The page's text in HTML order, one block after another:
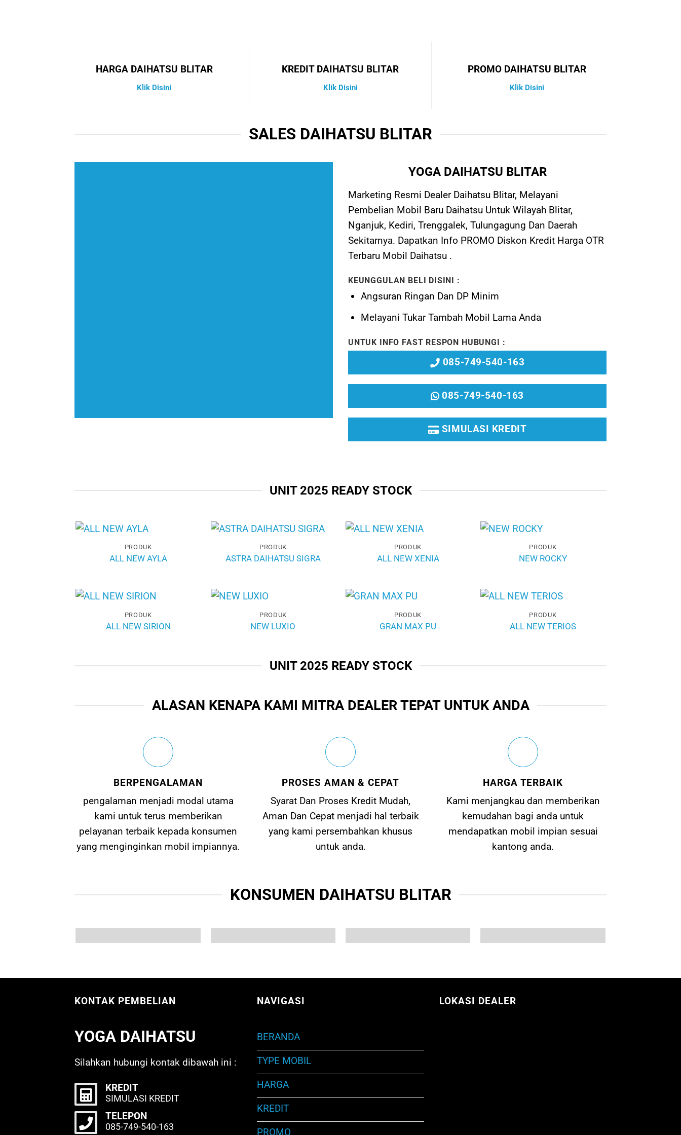
HARGA DAIHATSU BLITAR
Klik Disini
KREDIT DAIHATSU BLITAR
Klik Disini
PROMO DAIHATSU BLITAR
Klik Disini
SALES DAIHATSU BLITAR
YOGA DAIHATSU BLITAR
Marketing Resmi Dealer Daihatsu Blitar, Melayani
Pembelian Mobil Baru Daihatsu Untuk Wilayah Blitar,
Nganjuk, Kediri, Trenggalek, Tulungagung Dan Daerah
Sekitarnya. Dapatkan Info PROMO Diskon Kredit Harga OTR
Terbaru Mobil Daihatsu .
KEUNGGULAN BELI DISINI :
Angsuran Ringan Dan DP Minim
MelayaniTukar Tambah Mobil Lama Anda
UNTUK INFO FAST RESPON HUBUNGI :
085-749-540-163
085-749-540-163
SIMULASI KREDIT
UNIT 2025 READY STOCK
PRODUK
ALL NEW AYLA
PRODUK
ASTRA DAIHATSU SIGRA
PRODUK
ALL NEW XENIA
PRODUK
NEW ROCKY
PRODUK
ALL NEW SIRION
PRODUK
NEW LUXIO
PRODUK
GRAN MAX PU
PRODUK
ALL NEW TERIOS
UNIT 2025 READY STOCK
ALASAN KENAPA KAMI MITRA DEALER TEPAT UNTUK ANDA
BERPENGALAMAN
pengalaman menjadi modal utama
kami untuk terus memberikan
pelayanan terbaik kepada konsumen
yang menginginkan mobil impiannya.
PROSES AMAN & CEPAT
Syarat Dan Proses Kredit Mudah,
Aman Dan Cepat menjadi hal terbaik
yang kami persembahkan khusus
untuk anda.
HARGA TERBAIK
Kami menjangkau dan memberikan
kemudahan bagi anda untuk
mendapatkan mobil impian sesuai
kantong anda.
KONSUMEN DAIHATSU BLITAR
KONTAK PEMBELIAN
YOGA DAIHATSU
Silahkan hubungi kontak dibawah ini :
KREDIT
SIMULASI KREDIT
TELEPON
085-749-540-163
NAVIGASI
BERANDA
TYPE MOBIL
HARGA
KREDIT
PROMO
LOKASI DEALER